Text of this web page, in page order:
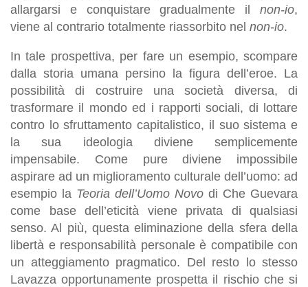
allargarsi e conquistare gradualmente il non-io,
viene al contrario totalmente riassorbito nel non-io.
In tale prospettiva, per fare un esempio, scompare
dalla storia umana persino la figura dell’eroe. La
possibilità di costruire una società diversa, di
trasformare il mondo ed i rapporti sociali, di lottare
contro lo sfruttamento capitalistico, il suo sistema e
la sua ideologia diviene semplicemente
impensabile. Come pure diviene impossibile
aspirare ad un miglioramento culturale dell’uomo: ad
esempio la Teoria dell’Uomo Novo di Che Guevara
come base dell’eticità viene privata di qualsiasi
senso. Al più, questa eliminazione della sfera della
libertà e responsabilità personale è compatibile con
un atteggiamento pragmatico. Del resto lo stesso
Lavazza opportunamente prospetta il rischio che si